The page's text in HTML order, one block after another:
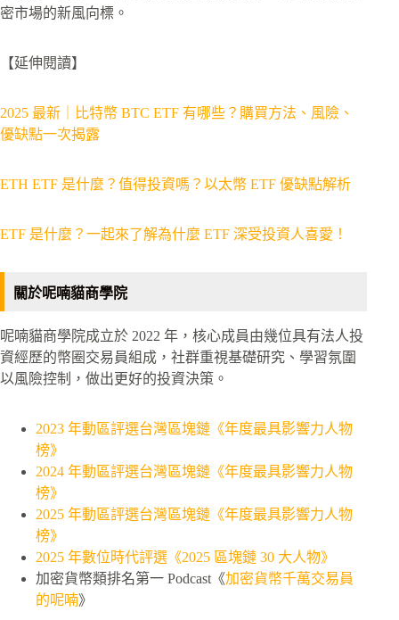
密市場的新風向標。
【延伸閱讀】
2025 最新｜比特幣 BTC ETF 有哪些？購買方法、風險、
優缺點一次揭露
ETH ETF 是什麼？值得投資嗎？以太幣 ETF 優缺點解析
ETF 是什麼？一起來了解為什麼 ETF 深受投資人喜愛！
關於呢喃貓商學院
呢喃貓商學院成立於 2022 年，核心成員由幾位具有法人投
資經歷的幣圈交易員組成，社群重視基礎研究、學習氛圍
以風險控制，做出更好的投資決策。
2023 年動區評選台灣區塊鏈《年度最具影響力人物
榜》
2024 年動區評選台灣區塊鏈《年度最具影響力人物
榜》
2025 年動區評選台灣區塊鏈《年度最具影響力人物
榜》
2025 年數位時代評選《2025 區塊鏈 30 大人物》
加密貨幣類排名第一 Podcast《加密貨幣千萬交易員
的呢喃》